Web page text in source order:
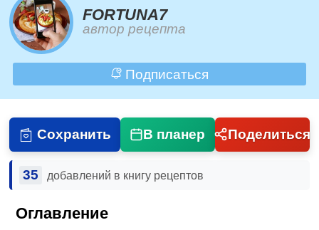
FORTUNA7
автор рецепта
Подписаться
Сохранить В планер Поделиться
35 добавлений в книгу рецептов
Оглавление